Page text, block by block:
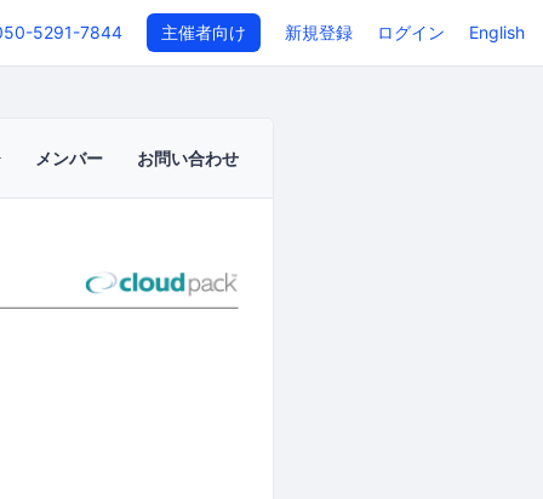
5291-7844 主催者向け 新規登録 ログイン English
メンバー お問い合わせ